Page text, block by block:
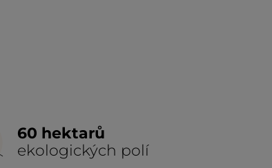
60 hektarů
ekologických polí